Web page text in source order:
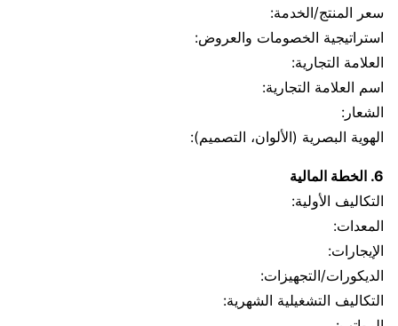
سعر المنتج/الخدمة:
استراتيجية الخصومات والعروض:
العلامة التجارية:
اسم العلامة التجارية:
الشعار:
الهوية البصرية (الألوان، التصميم):
6. الخطة المالية
التكاليف الأولية:
المعدات:
الإيجارات:
الديكورات/التجهيزات:
التكاليف التشغيلية الشهرية: